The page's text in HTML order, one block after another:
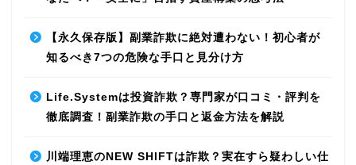
【永久保存版】副業詐欺に絶対遭わない！初心者が
知るべき7つの危険な手口と見分け方
Life.Systemは投資詐欺？専門家が口コミ・評判を
徹底調査！副業詐欺の手口と返金方法を解説
川端理恵のNEW SHIFTは詐欺？実在すら疑わしい仕